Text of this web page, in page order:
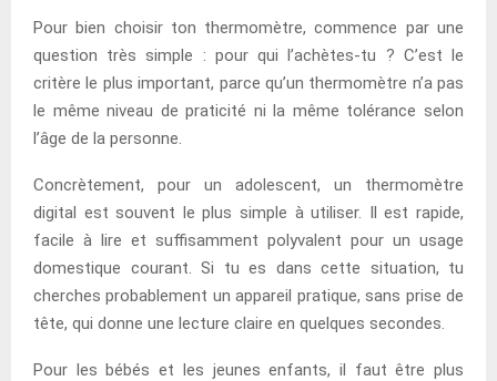
Pour bien choisir ton thermomètre, commence par une
question très simple : pour qui l’achètes-tu ? C’est le
critère le plus important, parce qu’un thermomètre n’a pas
le même niveau de praticité ni la même tolérance selon
l’âge de la personne.
Concrètement, pour un adolescent, un thermomètre
digital est souvent le plus simple à utiliser. Il est rapide,
facile à lire et suffisamment polyvalent pour un usage
domestique courant. Si tu es dans cette situation, tu
cherches probablement un appareil pratique, sans prise de
tête, qui donne une lecture claire en quelques secondes.
Pour les bébés et les jeunes enfants, il faut être plus